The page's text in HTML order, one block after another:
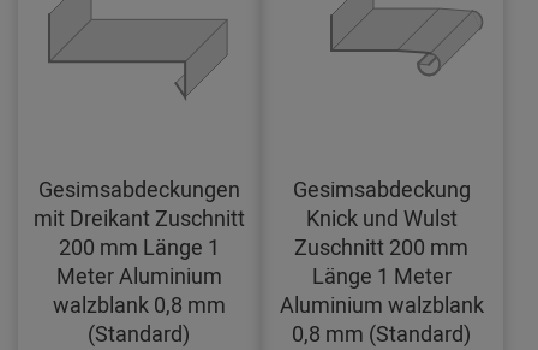
Gesimsabdeckungen
mit Dreikant Zuschnitt
200 mm Länge 1
Meter Aluminium
walzblank 0,8 mm
(Standard)
Gesimsabdeckung
Knick und Wulst
Zuschnitt 200 mm
Länge 1 Meter
Aluminium walzblank
0,8 mm (Standard)